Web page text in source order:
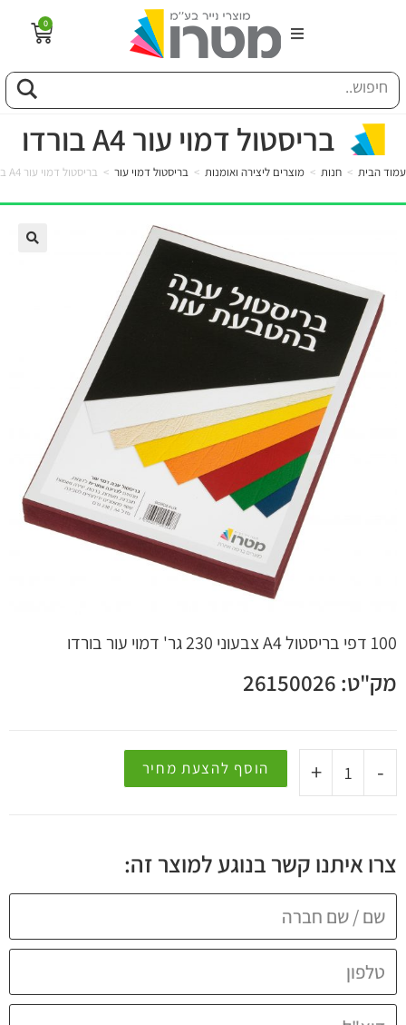
החברה
0
בריסטול דמוי עור A4 בורדו
עמוד הבית > חנות > מוצרים ליצירה ואומנות > בריסטול דמוי עור > בריסטול דמוי עור A4 בורדו
100 דפי בריסטול A4 צבעוני 230 גר' דמוי עור בורדו
מק"ט: 26150026
-
+ הוסף להצעת מחיר
צרו איתנו קשר בנוגע למוצר זה: